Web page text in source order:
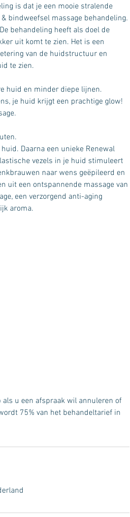
is dat je een mooie stralende
bindweefsel massage behandeling.
behandeling heeft als doel de
uit komt te zien. Het is een
van de huidstructuur en
te zien.
huid en minder diepe lijnen.
je huid krijgt een prachtige glow!
Daarna een unieke Renewal
vezels in je huid stimuleert
naar wens geëpileerd en
uit een ontspannende massage van
een verzorgend anti-aging
aroma.
u een afspraak wil annuleren of
75% van het behandeltarief in